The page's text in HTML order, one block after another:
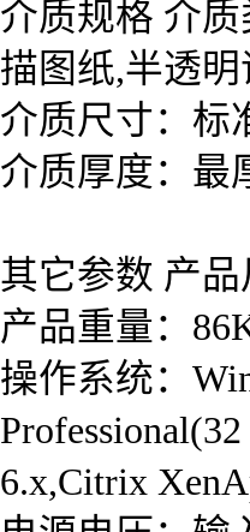
介质规格 介
描图纸,半透
介质尺寸：标
介质厚度：最
其它参数 产品
产品重量：
操作系统：
6.x,Citrix